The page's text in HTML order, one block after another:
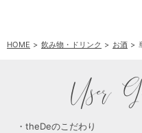
HOME 飲み物・ドリンク お酒
User
theDeのこだわり